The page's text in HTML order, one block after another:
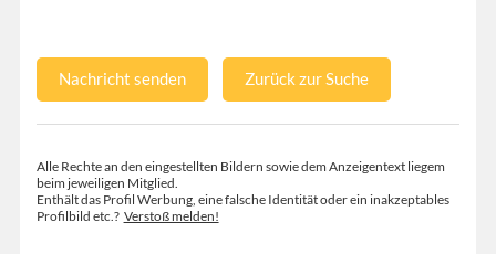
Nachricht senden Zurück zur Suche
Alle Rechte an den eingestellten Bildern sowie dem Anzeigentext liegem
beim jeweiligen Mitglied.
Enthält das Profil Werbung, eine falsche Identität oder ein inakzeptables
Profilbild etc.? Verstoß melden!